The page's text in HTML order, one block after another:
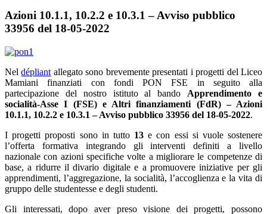
Azioni 10.1.1, 10.2.2 e 10.3.1 – Avviso pubblico
33956 del 18-05-2022
Nel dépliant allegato sono brevemente presentati i progetti del Liceo
Mamiani finanziati con fondi PON FSE in seguito alla
partecipazione del nostro istituto al bando
Apprendimento e
socialità-Asse I (FSE) e Altri finanziamenti (FdR) – Azioni
10.1.1, 10.2.2 e 10.3.1 – Avviso pubblico 33956 del 18-05-2022.
I progetti proposti sono in tutto 13 e con essi si vuole sostenere
l’offerta formativa integrando gli interventi definiti a livello
nazionale con azioni specifiche volte a migliorare le competenze di
base, a ridurre il divario digitale e a promuovere iniziative per gli
apprendimenti, l’aggregazione, la socialità, l’accoglienza e la vita di
gruppo delle studentesse e degli studenti.
Gli interessati, dopo aver preso visione dei progetti, possono